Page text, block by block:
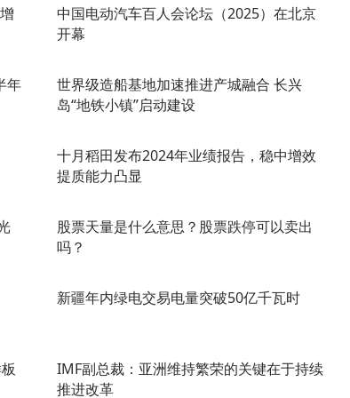
中国电动汽车百人会论坛（2025）在北京
开幕
年
世界级造船基地加速推进产城融合 长兴
岛“地铁小镇”启动建设
十月稻田发布2024年业绩报告，稳中增效
提质能力凸显
股票天量是什么意思？股票跌停可以卖出
吗？
新疆年内绿电交易电量突破50亿千瓦时
IMF副总裁：亚洲维持繁荣的关键在于持续
推进改革